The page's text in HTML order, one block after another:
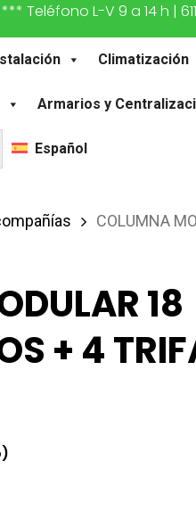
L-V 9 a 14 h | 611
Climatización
Armarios y
Español
COLUMNA
18
+ 4